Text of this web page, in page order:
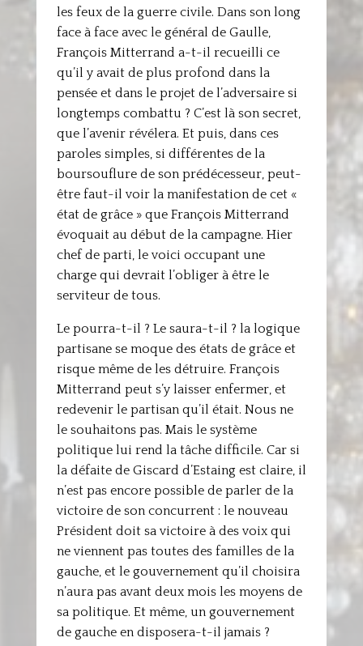
les feux de la guerre civile. Dans son long
face à face avec le général de Gaulle,
François Mitterrand a-t-il recueilli ce
qu’il y avait de plus profond dans la
pensée et dans le projet de l’adversaire si
longtemps combattu ? C’est là son secret,
que l’avenir révélera. Et puis, dans ces
paroles simples, si différentes de la
boursouflure de son prédécesseur, peut-
être faut-il voir la manifestation de cet «
état de grâce » que François Mitterrand
évoquait au début de la campagne. Hier
chef de parti, le voici occupant une
charge qui devrait l’obliger à être le
serviteur de tous.
Le pourra-t-il ? Le saura-t-il ? la logique
partisane se moque des états de grâce et
risque même de les détruire. François
Mitterrand peut s’y laisser enfermer, et
redevenir le partisan qu’il était. Nous ne
le souhaitons pas. Mais le système
politique lui rend la tâche difficile. Car si
la défaite de Giscard d’Estaing est claire, il
n’est pas encore possible de parler de la
victoire de son concurrent : le nouveau
Président doit sa victoire à des voix qui
ne viennent pas toutes des familles de la
gauche, et le gouvernement qu’il choisira
n’aura pas avant deux mois les moyens de
sa politique. Et même, un gouvernement
de gauche en disposera-t-il jamais ?